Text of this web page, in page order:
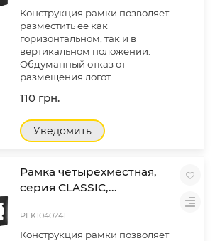
Конструкция рамки позволяет
разместить ее как
горизонтальном, так и в
вертикальном положении.
Обдуманный отказ от
размещения логот..
110 грн.
Уведомить
Рамка четырехместная,
серия CLASSIC,...
PLK1040241
Конструкция рамки позволяет